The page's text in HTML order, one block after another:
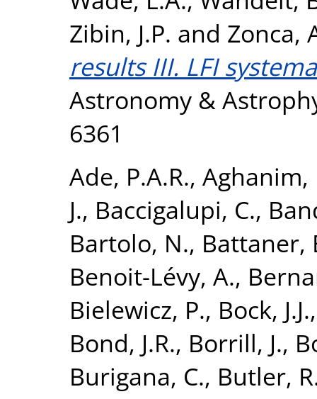
Zibin, J.P. and Zonca,
results III. LFI
Astronomy &
6361
Ade, P.A.R., Aghanim,
J., Baccigalupi, C.,
Bartolo, N., Battaner,
Benoit-Lévy, A.,
Bielewicz, P., Bock, J.J.
Bond, J.R., Borrill, J.,
Burigana, C., Butler,